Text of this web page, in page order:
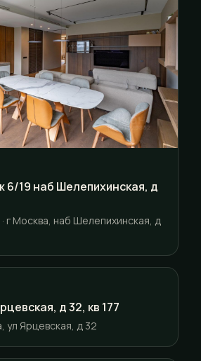
6/19 наб Шелепихинская, д
Москва, наб Шелепихинская, д
д 32, кв 177
ул Ярцевская, д 32